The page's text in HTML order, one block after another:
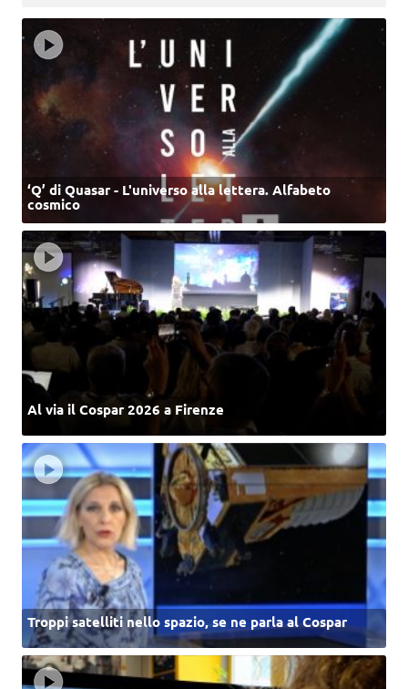
‘Q’ di Quasar - L'universo alla lettera. Alfabeto
cosmico
Al via il Cospar 2026 a Firenze
Troppi satelliti nello spazio, se ne parla al Cospar